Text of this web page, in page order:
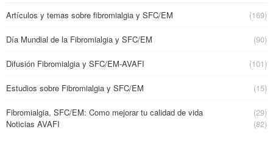
Artículos y temas sobre fibromialgia y SFC/EM (169)
Día Mundial de la Fibromialgia y SFC/EM (90)
Difusión Fibromialgia y SFC/EM-AVAFI (101)
Estudios sobre Fibromialgia y SFC/EM (15)
Fibromialgia, SFC/EM: Como mejorar tu calidad de vida
(29)
Noticias AVAFI
(82)